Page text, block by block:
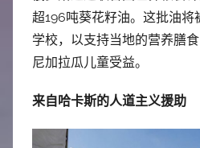
超196吨葵花籽油。这批油
学校，以支持当地的营养膳
尼加拉瓜儿童受益。
来自哈卡斯的人道主义援助